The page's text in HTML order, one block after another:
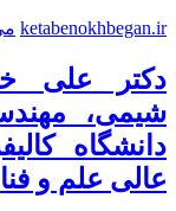
ketabenokhbegan.ir می
دکتر علی
شیمی،
دانشگاه
عالی علم و